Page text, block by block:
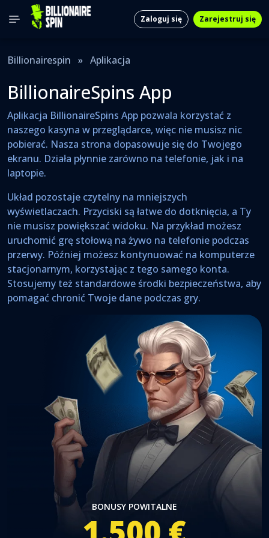
Zaloguj się Zarejestruj się
Billionairespin » Aplikacja
BillionaireSpins App
Aplikacja BillionaireSpins App pozwala korzystać z
naszego kasyna w przeglądarce, więc nie musisz nic
pobierać. Nasza strona dopasowuje się do Twojego
ekranu. Działa płynnie zarówno na telefonie, jak i na
laptopie.
Układ pozostaje czytelny na mniejszych
wyświetlaczach. Przyciski są łatwe do dotknięcia, a Ty
nie musisz powiększać widoku. Na przykład możesz
uruchomić grę stołową na żywo na telefonie podczas
przerwy. Później możesz kontynuować na komputerze
stacjonarnym, korzystając z tego samego konta.
Stosujemy też standardowe środki bezpieczeństwa, aby
pomagać chronić Twoje dane podczas gry.
BONUSY POWITALNE